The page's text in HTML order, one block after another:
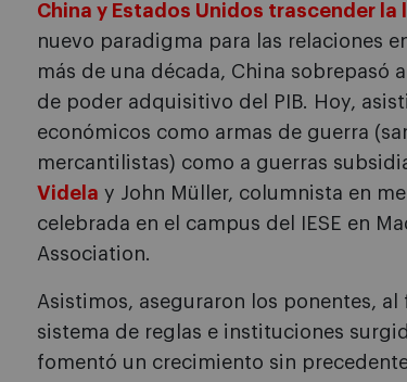
China y Estados Unidos trascender
nuevo paradigma para las relaciones
más de una década, China sobrepasó
de poder adquisitivo del PIB. Hoy,
económicos como armas de guerra
mercantilistas) como a guerras
Videla y John Müller, columnista en
celebrada en el campus del IESE en
Association.
Asistimos, aseguraron los ponentes,
sistema de reglas e instituciones
fomentó un crecimiento sin